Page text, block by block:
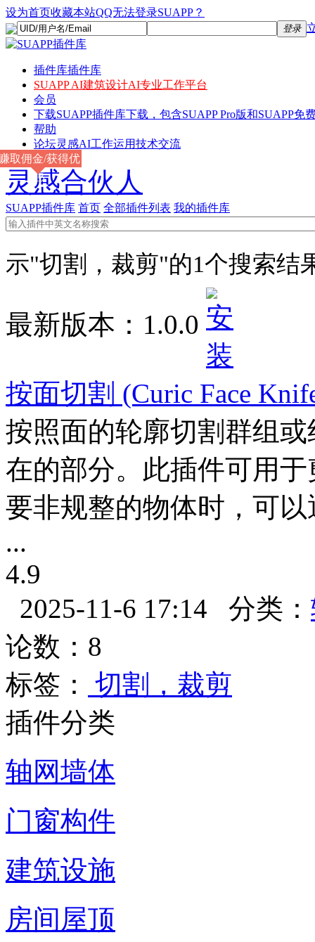
设为首页收藏本站QQ无法登录SUAPP？
登录
插件库插件库
SUAPP AI建筑设计AI专业工作平台
会员
下载SUAPP插件库下载，包含SUAPP Pro版和SUAPP免
帮助
论坛灵感AI工作运用技术交流
灵感合伙人
取佣金/获得优
惠
SUAPP插件库 首页 全部插件列表 我的插件库
示"切割，裁剪"的1个搜索结
最新版本： 1.0.0
按面切割 (Curic Face
按照面的轮廓切割群组
在的部分。此插件可用
要非规整的物体时，可
...
4.9
2025-11-6 17:14 分类：
论数： 8
标签：
切割，裁剪
插件分类
轴网墙体
门窗构件
建筑设施
房间屋顶